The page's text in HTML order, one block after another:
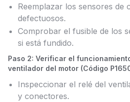
Reemplazar los sensores de
defectuosos.
Comprobar el fusible de los
si está fundido.
Paso 2: Verificar el
ventilador del motor (Código
Inspeccionar el relé del
y conectores.